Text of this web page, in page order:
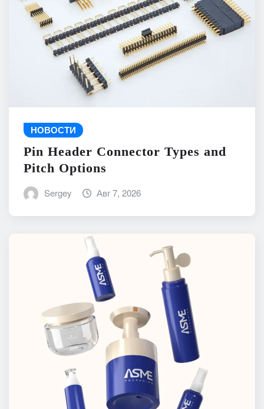
НОВОСТИ
Pin Header Connector Types and
Pitch Options